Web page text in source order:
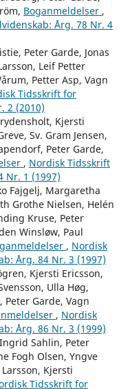
Boganmeldelser ,
Årg. 78 Nr. 4
Peter Garde, Jonas
Leif Petter
Petter Asp, Vagn
Tidsskrift for
2 (2010)
Kjersti
Sv. Gram Jensen,
Peter Garde,
, Nordisk Tidsskrift
Nr. 1 (1997)
Fajgelj, Margaretha
Grothe Nielsen, Helén
Kruse, Peter
Winsløw, Paul
, Nordisk
Årg. 84 Nr. 3 (1997)
Kjersti Ericsson,
Ulla Høg,
Peter Garde, Vagn
, Nordisk
Årg. 86 Nr. 3 (1999)
Sahlin, Peter
Fogh Olsen, Yngve
Kjersti
Tidsskrift for